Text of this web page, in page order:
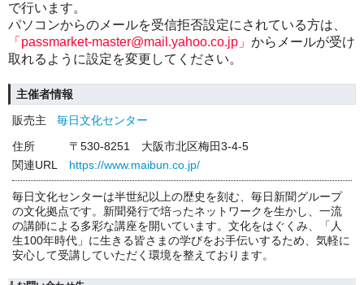
で行います。
パソコンからのメールを受信拒否設定にされている方は、
「passmarket-master@mail.yahoo.co.jp」 からメールが受け
取れるように設定を変更してください。
主催者情報
販売主
毎日文化センター
住所
〒530-8251 大阪市北区梅田3-4-5
関連URL
https://www.maibun.co.jp/
毎日文化センターは半世紀以上の歴史を刻む、毎日新聞グループ
の文化拠点です。新聞発行で培ったネットワークを生かし、一流
の講師による多彩な講座を開いています。文化をはぐくみ、「人
生100年時代」に生きる皆さまの学びをお手伝いするため、気軽に
安心して受講していただく環境を整えております。